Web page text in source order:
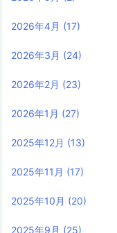
2026年4月 (17)
2026年3月 (24)
2026年2月 (23)
2026年1月 (27)
2025年12月 (13)
2025年11月 (17)
2025年10月 (20)
2025年9月 (25)